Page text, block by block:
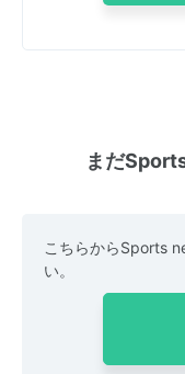
まだ
こちらからSports
い。